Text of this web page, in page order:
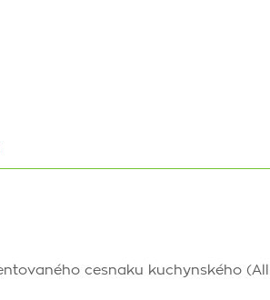
cesnaku kuchynského